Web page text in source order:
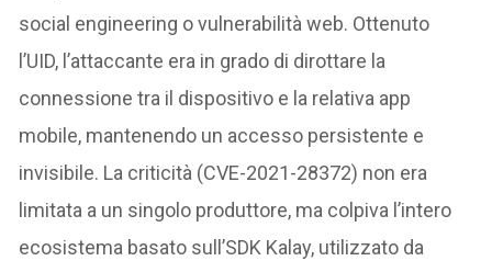
social engineering o vulnerabilità web. Ottenuto
l’UID, l’attaccante era in grado di dirottare la
connessione tra il dispositivo e la relativa app
mobile, mantenendo un accesso persistente e
invisibile. La criticità (CVE-2021-28372) non era
limitata a un singolo produttore, ma colpiva l’intero
ecosistema basato sull’SDK Kalay, utilizzato da